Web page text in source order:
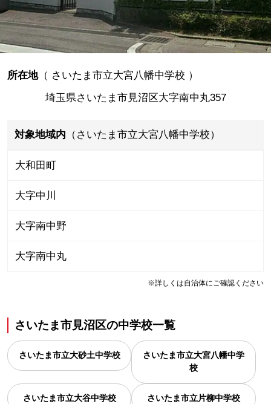
所在地（ さいたま市立大宮八幡中学校 ）
埼玉県さいたま市見沼区大字南中丸357
対象地域内 （さいたま市立大宮八幡中学校）
大和田町
大字中川
大字南中野
大字南中丸
※詳しくは自治体にご確認ください
さいたま市見沼区の中学校一覧
さいたま市立大砂土中学校
さいたま市立大宮八幡中学
校
さいたま市立大谷中学校 さいたま市立片柳中学校